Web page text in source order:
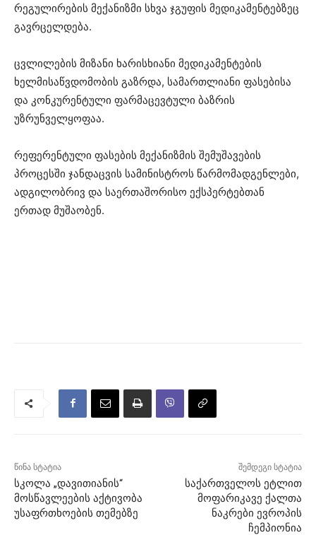
რეგულირების მექანიზმი სხვა ჯგუფის მედიკამენტებზეც
გავრცელდება.
ცვლილების მიზანი ხარისხიანი მედიკამენტების
ხელმისაწვდომობის გაზრდა, სამართლიანი ფასებისა
და კონკურენტული ფარმაცევტული ბაზრის
უზრუნველყოფაა.
რეფერენტული ფასების მექანიზმის შემუშავების
პროცესში ჯანდაცვის სამინისტროს წარმომადგენლები,
ადგილობრივ და საერთაშორისო ექსპერტებთან
ერთად მუშაობენ.
წინა სტატია
სკოლა „დავითიანის“
მოსწავლეების აქტივობა
უსაფრთხოების თემებზე
შემდეგი სტატია
საქართველოს ეტლით
მოფარიკავე ქალთა
ნაკრები ევროპის
ჩემპიონია